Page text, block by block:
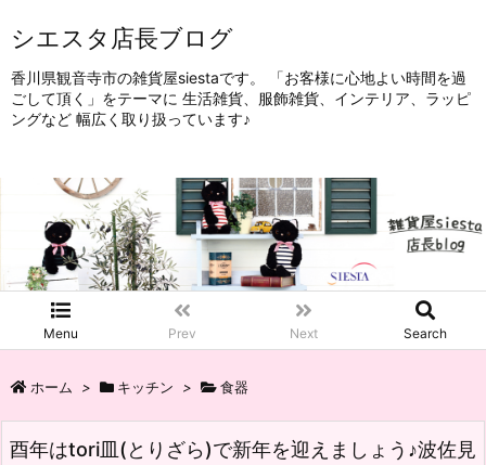
シエスタ店長ブログ
香川県観音寺市の雑貨屋siestaです。 「お客様に心地よい時間を過
ごして頂く」をテーマに 生活雑貨、服飾雑貨、インテリア、ラッピ
ングなど 幅広く取り扱っています♪
Menu Prev Next Search
ホーム > キッチン > 食器
酉年はtori皿(とりざら)で新年を迎えましょう♪波佐見